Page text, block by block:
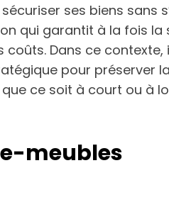
ses biens sans
qui garantit à la fois la
Dans ce contexte,
pour préserver
ce soit à court ou à
meubles